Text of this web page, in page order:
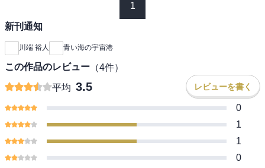
1
新刊通知
川端 裕人 青い海の宇宙港
この作品のレビュー （4件）
平均 3.5 レビューを書く
0
1
1
0